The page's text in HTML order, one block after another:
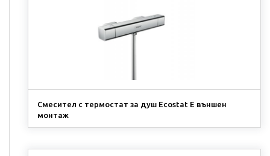
Смесител с термостат за душ Ecostat E външен
монтаж